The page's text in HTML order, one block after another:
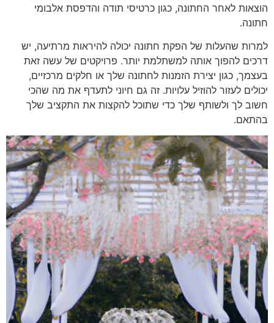
הוצאות לאחר החתונה, כגון כרטיסי תודה והדפסת אלבומי
חתונה.
למרות שהעלות של הפקת חתונה יכולה להיראות מרתיעה, יש
דרכים להפוך אותה למשתלמת יותר. פרויקטים של עשה זאת
בעצמך, כגון יצירת הזמנות לחתונה שלך או חלקים מרכזיים,
יכולים לעזור להוזיל עלויות. זה גם חיוני לתעדף את מה שהכי
חשוב לך ולשותף שלך כדי שתוכל להקצות את התקציב שלך
בהתאם.